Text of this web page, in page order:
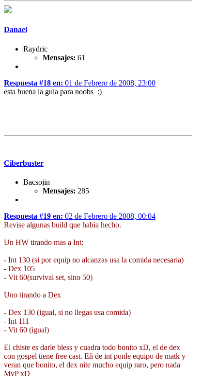
Danael
Raydric
Mensajes: 61
Respuesta #18 en: 01 de Febrero de 2008, 23:00
esta buena la guia para noobs :)
Ciberbuster
Bacsojin
Mensajes: 285
Respuesta #19 en: 02 de Febrero de 2008, 00:04
Revise algunas build que habia hecho.
Un HW tirando mas a Int:
- Int 130 (si por equip no alcanzas usa la comida necesaria)
- Dex 105
- Vit 60(survival set, sino 50)
Uno tirando a Dex
- Dex 130 (igual, si no llegas usa comida)
- Int 111
- Vit 60 (igual)
El chiste es darle bless y cuadra todo bonito xD, el de dex
con gospel tiene free cast. Eñ de int ponle equipo de matk y
veran que bonito, el dex nite mucho equip raro, pero nada
MvP xD